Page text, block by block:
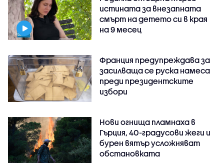
истината за внезапната
смърт на детето си в края
на 9 месец
Франция предупреждава за
засилваща се руска намеса
преди президентските
избори
Нови огнища пламнаха в
Гърция, 40-градусови жеги и
бурен вятър усложняват
обстановката